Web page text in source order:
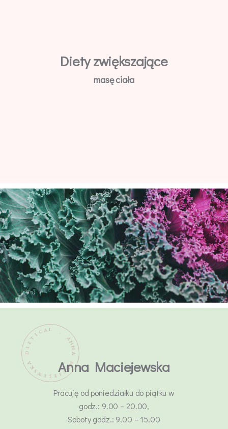
Diety zwiększające
masę ciała
J
E
W
S
K
A Anna Maciejewska
Pracuję od poniedziałku do piątku w
godz.: 9.00 – 20.00,
Soboty godz.: 9.00 – 15.00